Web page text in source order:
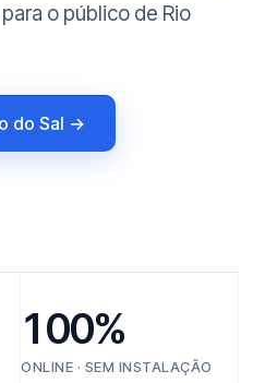
o público de Rio
do Sal →
100%
ONLINE · SEM INSTALAÇÃO